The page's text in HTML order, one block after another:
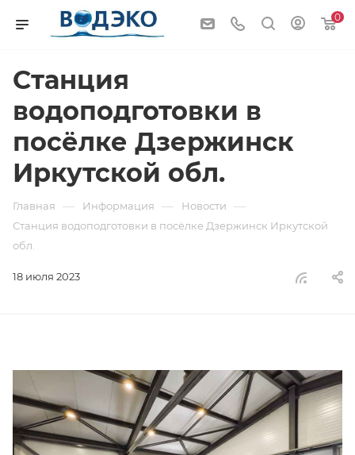
0
Станция
водоподготовки в
посёлке Дзержинск
Иркутской обл.
Главная — Информация — Новости —
Станция водоподготовки в посёлке Дзержинск Иркутской
обл.
18 июля 2023